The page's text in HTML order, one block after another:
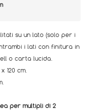
su un lato (solo per i
i lati con finitura in
o carta lucida.
120 cm.
per multipli di 2